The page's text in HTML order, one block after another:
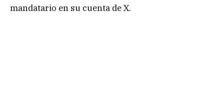
mandatario en su cuenta de X.